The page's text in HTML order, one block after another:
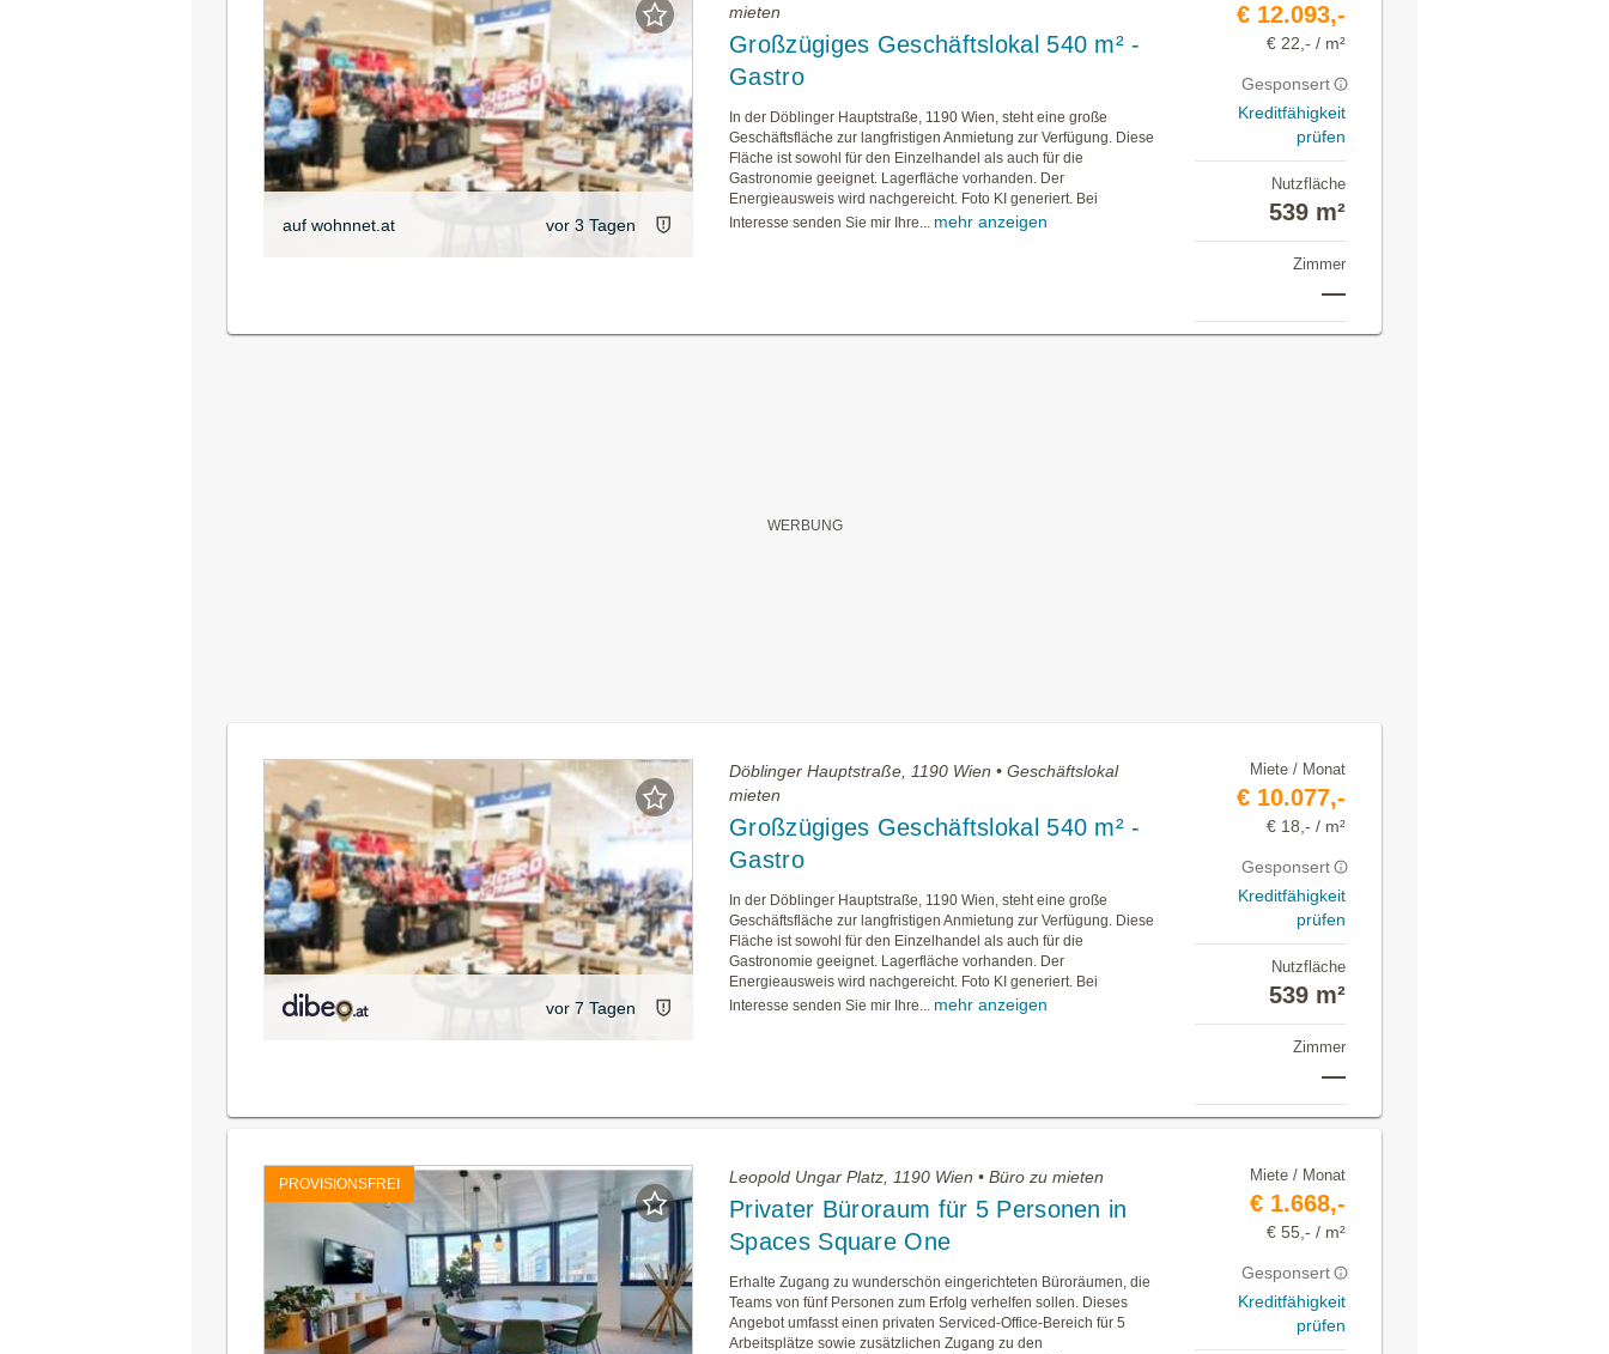
auf wohnnet.at vor 3 Tagen
mieten
Großzügiges Geschäftslokal 540 m² -
Gastro
In der Döblinger Hauptstraße, 1190 Wien, steht eine große
Geschäftsfläche zur langfristigen Anmietung zur Verfügung. Diese
Fläche ist sowohl für den Einzelhandel als auch für die
Gastronomie geeignet. Lagerfläche vorhanden. Der
Energieausweis wird nachgereicht. Foto KI generiert. Bei
Interesse senden Sie mir Ihre... mehr anzeigen
€ 12.093,-
€ 22,- / m²
Gesponsert
Kreditfähigkeit
prüfen
Nutzfläche
539 m²
Zimmer
—
vor 7 Tagen
Döblinger Hauptstraße, 1190 Wien • Geschäftslokal
mieten
Großzügiges Geschäftslokal 540 m² -
Gastro
In der Döblinger Hauptstraße, 1190 Wien, steht eine große
Geschäftsfläche zur langfristigen Anmietung zur Verfügung. Diese
Fläche ist sowohl für den Einzelhandel als auch für die
Gastronomie geeignet. Lagerfläche vorhanden. Der
Energieausweis wird nachgereicht. Foto KI generiert. Bei
Interesse senden Sie mir Ihre... mehr anzeigen
Miete / Monat
€ 10.077,-
€ 18,- / m²
Gesponsert
Kreditfähigkeit
prüfen
Nutzfläche
539 m²
Zimmer
—
PROVISIONSFREI Leopold Ungar Platz, 1190 Wien • Büro zu mieten
Privater Büroraum für 5 Personen in
Spaces Square One
Erhalte Zugang zu wunderschön eingerichteten Büroräumen, die
Teams von fünf Personen zum Erfolg verhelfen sollen. Dieses
Angebot umfasst einen privaten Serviced-Office-Bereich für 5
Arbeitsplätze sowie zusätzlichen Zugang zu den
Miete / Monat
€ 1.668,-
€ 55,- / m²
Gesponsert
Kreditfähigkeit
prüfen